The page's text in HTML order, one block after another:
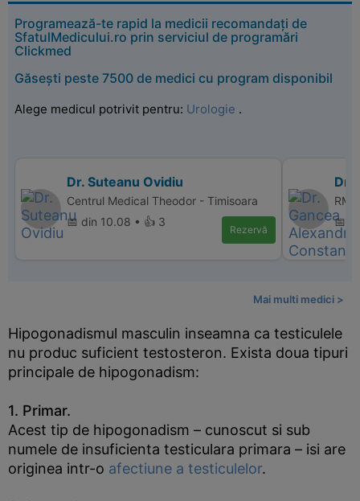
Programează-te rapid la medicii recomandați de
SfatulMedicului.ro prin serviciul de programări
Clickmed
Găsești peste 7500 de medici cu program disponibil
Alege medicul potrivit pentru: Urologie .
Dr. Suteanu Ovidiu
Centrul Medical Theodor - Timisoara
📅 din 10.08 • 👍 3
Rezervă
Dr.
📅
Mai multi medici >
Hipogonadismul masculin inseamna ca testiculele
nu produc suficient testosteron. Exista doua tipuri
principale de hipogonadism:
1. Primar.
Acest tip de hipogonadism – cunoscut si sub
numele de insuficienta testiculara primara – isi are
originea intr-o afectiune a testiculelor.